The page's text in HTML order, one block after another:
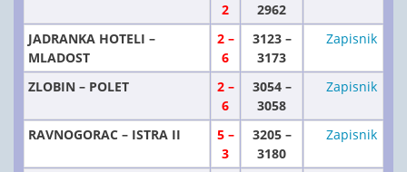
2
2962
JADRANKA HOTELI –
MLADOST
2 –
6
3123 –
3173
Zapisnik
ZLOBIN – POLET
2 –
6
3054 –
3058
Zapisnik
RAVNOGORAC – ISTRA II
5 –
3
3205 –
3180
Zapisnik